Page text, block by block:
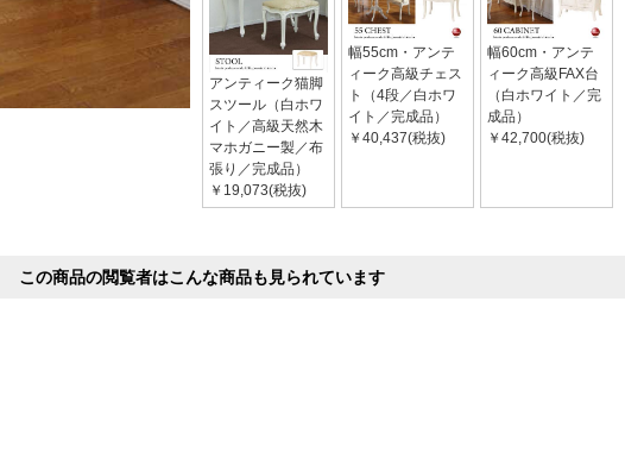
アンティーク猫脚
スツール（白ホワ
イト／高級天然木
マホガニー製／布
張り／完成品）
￥19,073(税抜)
幅55cm・アンテ
ィーク高級チェス
ト（4段／白ホワ
イト／完成品）
￥40,437(税抜)
幅60cm・アンテ
ィーク高級FAX台
（白ホワイト／完
成品）
￥42,700(税抜)
この商品の閲覧者はこんな商品も見られています